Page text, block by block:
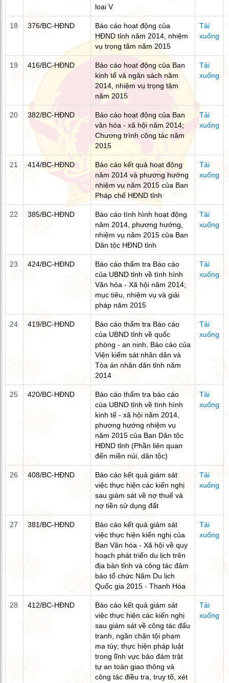
loại V
18 376/BC-HĐND
Báo cáo hoạt động của
HĐND tỉnh năm 2014, nhiệm
vụ trọng tâm năm 2015
Tải
xuống
19 416/BC-HĐND
Báo cáo hoạt động của Ban
kinh tế và ngân sách năm
2014, nhiệm vụ trọng tâm
năm 2015
Tải
xuống
20 382/BC-HĐND
Báo cáo hoạt động của Ban
văn hóa - xã hội năm 2014;
Chương trình công tác năm
2015
Tải
xuống
21 414/BC-HĐND
Báo cáo kết quả hoạt động
năm 2014 và phương hướng
nhiệm vụ năm 2015 của Ban
Pháp chế HĐND tỉnh
Tải
xuống
22 385/BC-HĐND
Báo cáo tình hình hoạt động
năm 2014, phương hướng,
nhiệm vụ năm 2015 của Ban
Dân tộc HĐND tỉnh
Tải
xuống
23 424/BC-HĐND
Báo cáo thẩm tra Báo cáo
của UBND tỉnh về tình hình
Văn hóa - Xã hội năm 2014;
mục tiêu, nhiệm vụ và giải
pháp năm 2015
Tải
xuống
24 419/BC-HĐND
Báo cáo thẩm tra Báo cáo
của UBND tỉnh về quốc
phòng - an ninh, Báo cáo của
Viện kiểm sát nhân dân và
Tòa án nhân dân tỉnh năm
2014
Tải
xuống
25 420/BC-HĐND
Báo cáo thẩm tra báo cáo
của UBND tỉnh về tình hình
kinh tế - xã hội năm 2014,
phương hướng nhiệm vụ
năm 2015 của Ban Dân tộc
HĐND tỉnh (Phần liên quan
đến miền núi, dân tộc)
Tải
xuống
26 408/BC-HĐND
Báo cáo kết quả giám sát
việc thực hiện các kiến nghị
sau giám sát về nợ thuế và
nợ tiền sử dụng đất
Tải
xuống
27 381/BC-HĐND
Báo cáo kết quả giám sát
việc thực hiện kiến nghị của
Ban Văn hóa - Xã hội về quy
hoạch phát triển du lịch trên
địa bàn tỉnh và công tác đảm
bảo tổ chức Năm Du lịch
Quốc gia 2015 - Thanh Hóa
Tải
xuống
28 412/BC-HĐND
Báo cáo kết quả giám sát
việc thực hiện các kiến nghị
sau giám sát về công tác đấu
tranh, ngăn chặn tội phạm
ma túy; thực hiện pháp luật
trong lĩnh vực bảo đảm trật
tự an toàn giao thông và
công tác điều tra, truy tố, xét
Tải
xuống